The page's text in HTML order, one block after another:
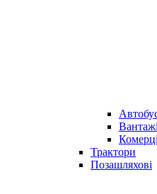
Трактори
Позашляхові